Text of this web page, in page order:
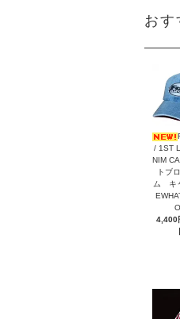
おす
/ 1ST
NIM
トブ
ム キ
4,400